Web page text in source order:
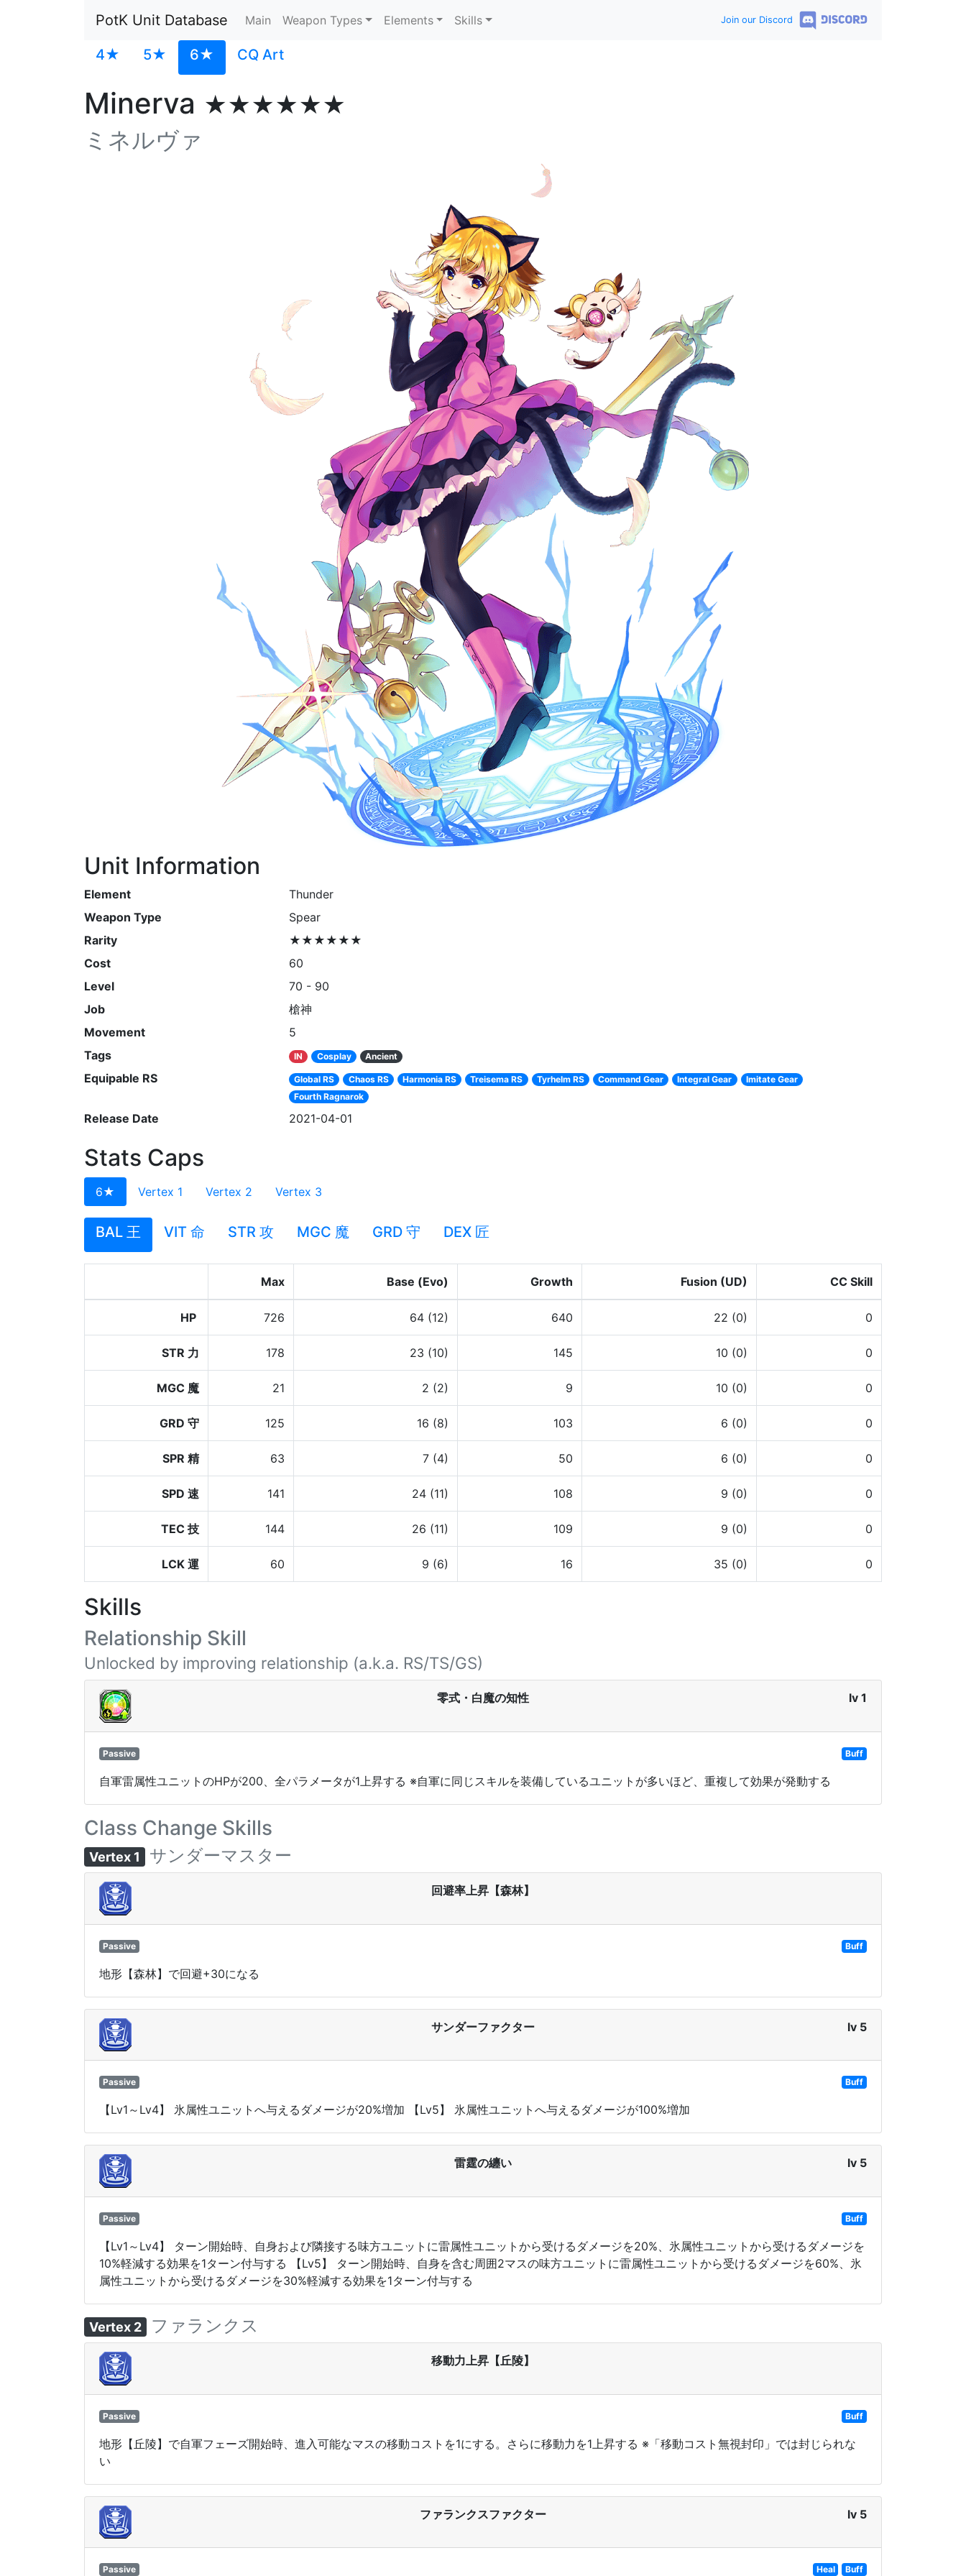
PotK Unit Database Main Weapon Types Elements Skills Join our Discord
4★ 5★ 6★ CQ Art
Minerva ★★★★★★
ミネルヴァ
Unit Information
Element
Thunder
Weapon Type
Spear
Rarity
★★★★★★
Cost
60
Level
70 - 90
Job
槍神
Movement
5
Tags
IN Cosplay Ancient
Equipable RS Global RS Chaos RS Harmonia RS Treisema RS Tyrhelm RS Command Gear Integral Gear
Imitate Gear
Fourth Ragnarok
Release Date 2021-04-01
Stats Caps
6★ Vertex 1 Vertex 2 Vertex 3
BAL 王 VIT 命 STR 攻 MGC 魔 GRD 守 DEX 匠
Max Base (Evo) Growth Fusion (UD) CC Skill
HP 726 64 (12) 640 22 (0) 0
STR 力 178 23 (10) 145 10 (0) 0
MGC 魔 21 2 (2) 9 10 (0) 0
GRD 守 125 16 (8) 103 6 (0) 0
SPR 精 63 7 (4) 50 6 (0) 0
SPD 速 141 24 (11) 108 9 (0) 0
TEC 技 144 26 (11) 109 9 (0) 0
LCK 運 60 9 (6) 16 35 (0) 0
Skills
Relationship Skill
Unlocked by improving relationship (a.k.a. RS/TS/GS)
零式・白魔の知性 lv 1
Passive Buff
自軍雷属性ユニットのHPが200、全パラメータが1上昇する ※自軍に同じスキルを装備しているユニットが多いほど、重複して効果が発動する
Class Change Skills
Vertex 1 サンダーマスター
回避率上昇【森林】
Passive Buff
地形【森林】で回避+30になる
サンダーファクター lv 5
Passive Buff
【Lv1～Lv4】 氷属性ユニットへ与えるダメージが20%増加 【Lv5】 氷属性ユニットへ与えるダメージが100%増加
雷霆の纏い lv 5
Passive Buff
【Lv1～Lv4】 ターン開始時、自身および隣接する味方ユニットに雷属性ユニットから受けるダメージを20%、氷属性ユニットから受けるダメージを
10%軽減する効果を1ターン付与する 【Lv5】 ターン開始時、自身を含む周囲2マスの味方ユニットに雷属性ユニットから受けるダメージを60%、氷
属性ユニットから受けるダメージを30%軽減する効果を1ターン付与する
Vertex 2 ファランクス
移動力上昇【丘陵】
Passive Buff
地形【丘陵】で自軍フェーズ開始時、進入可能なマスの移動コストを1にする。さらに移動力を1上昇する ※「移動コスト無視封印」では封じられな
い
ファランクスファクター lv 5
Passive Heal Buff